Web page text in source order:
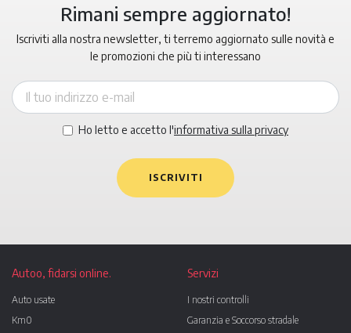
Rimani sempre aggiornato!
Iscriviti alla nostra newsletter, ti terremo aggiornato sulle novità e
le promozioni che più ti interessano
Ho letto e accetto l'informativa sulla privacy
ISCRIVITI
Autoo, fidarsi online.
Auto usate
Km0
Servizi
I nostri controlli
Garanzia e Soccorso stradale